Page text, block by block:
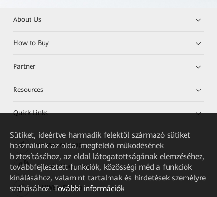
About Us
How to Buy
Partner
Resources
Quick Links
HUAWEI eKit App
Huawei HiKnow App
HUAWEI eFly App
Sütiket, ideértve harmadik felektől származó sütiket
használunk az oldal megfelelő működésének
biztosításához, az oldal látogatottságának elemzéséhez,
továbbfejlesztett funkciók, közösségi média funkciók
kínálásához, valamint tartalmak és hirdetések személyre
szabásához. További információk